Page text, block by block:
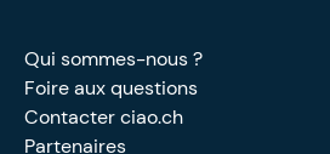
Qui sommes-nous ?
Foire aux questions
Contacter ciao.ch
Partenaires